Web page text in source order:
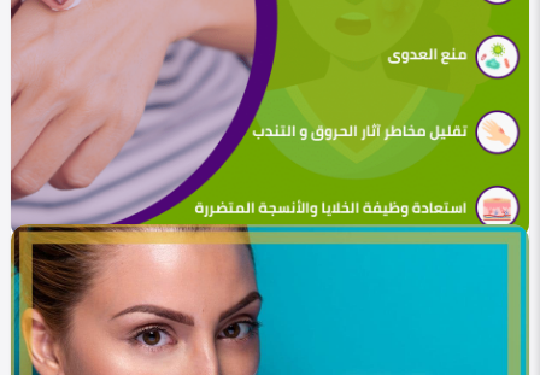
بعد الحروق: كيف نعتني بالبشرة لتتعافى بسرعة وأمان؟
0
0